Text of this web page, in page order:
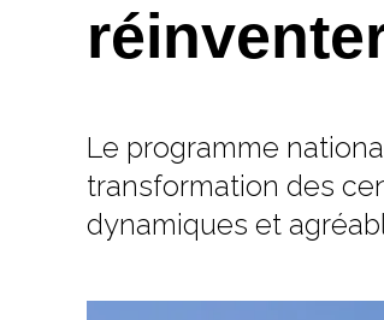
Le programme
transformation des
dynamiques et